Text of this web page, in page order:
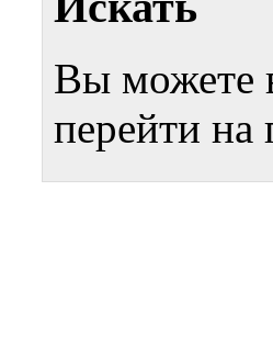
Вы можете
перейти на